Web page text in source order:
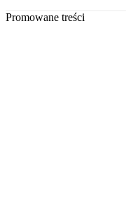
Promowane treści